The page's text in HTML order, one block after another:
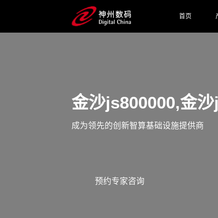
首页
金沙js800000,金
成为领先的创新智算基础设施提供商
预约专家咨询